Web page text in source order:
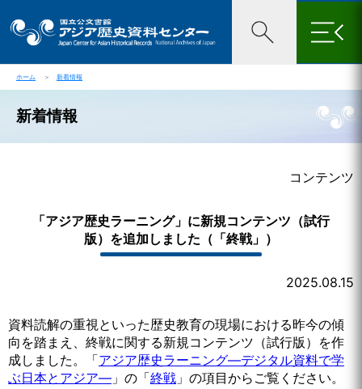
×
ホーム ＞ 新着情報
新着情報
コンテンツ
「アジア歴史ラーニング」に新規コンテンツ（試行
版）を追加しました（「終戦」）
2025.08.15
資料読解の重視といった歴史教育の現場における昨今の傾
向を踏まえ、終戦に関する新規コンテンツ（試行版）を作
成しました。「アジア歴史ラーニング—デジタル資料で学
ぶ日本とアジア— 」の「終戦 」の項目からご覧ください。